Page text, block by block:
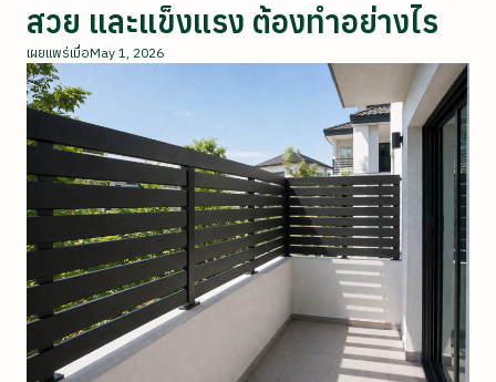
สวย และแข็งแรง ต้องทำอย่างไร
เผยแพร่เมื่อMay 1, 2026